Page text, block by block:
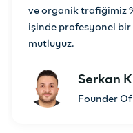
ve organik trafiğimiz
işinde profesyonel bir
mutluyuz.
Serkan
Founder